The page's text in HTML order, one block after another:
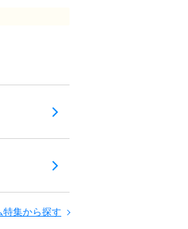
集から探す